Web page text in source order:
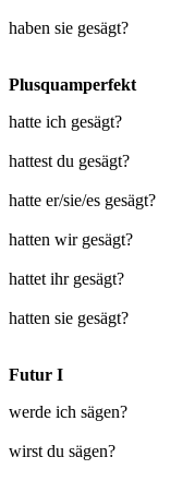
haben sie gesägt?
Plusquamperfekt
hatte ich gesägt?
hattest du gesägt?
hatte er/sie/es gesägt?
hatten wir gesägt?
hattet ihr gesägt?
hatten sie gesägt?
Futur I
werde ich sägen?
wirst du sägen?